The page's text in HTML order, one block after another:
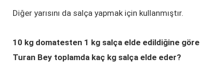
Diğer yarısını da salça yapmak için kullanmıştır.
10 kg domatesten 1 kg salça elde edildiğine göre
Turan Bey toplamda kaç kg salça elde eder?